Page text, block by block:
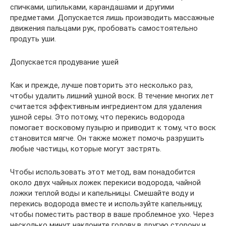
спичками, шпильками, карандашами и другими
предметами. Допускается лишь производить массажные
движения пальцами рук, пробовать самостоятельно
продуть уши.
Допускается продувание ушей
Как и прежде, лучше повторить это несколько раз,
чтобы удалить лишний ушной воск. В течение многих лет
считается эффективным ингредиентом для удаления
ушной серы. Это потому, что перекись водорода
помогает восковому пузырю и приводит к тому, что воск
становится мягче. Он также может помочь разрушить
любые частицы, которые могут застрять.
Чтобы использовать этот метод, вам понадобится
около двух чайных ложек перекиси водорода, чайной
ложки теплой воды и капельницы. Смешайте воду и
перекись водорода вместе и используйте капельницу,
чтобы поместить раствор в ваше проблемное ухо. Через